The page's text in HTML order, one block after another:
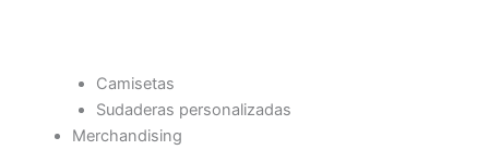
Camisetas
Sudaderas personalizadas
Merchandising